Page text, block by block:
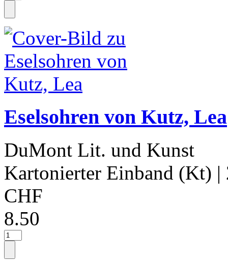
Eselsohren von Kutz, Lea
DuMont Lit. und Kunst
Kartonierter Einband (Kt) |
CHF
8.50